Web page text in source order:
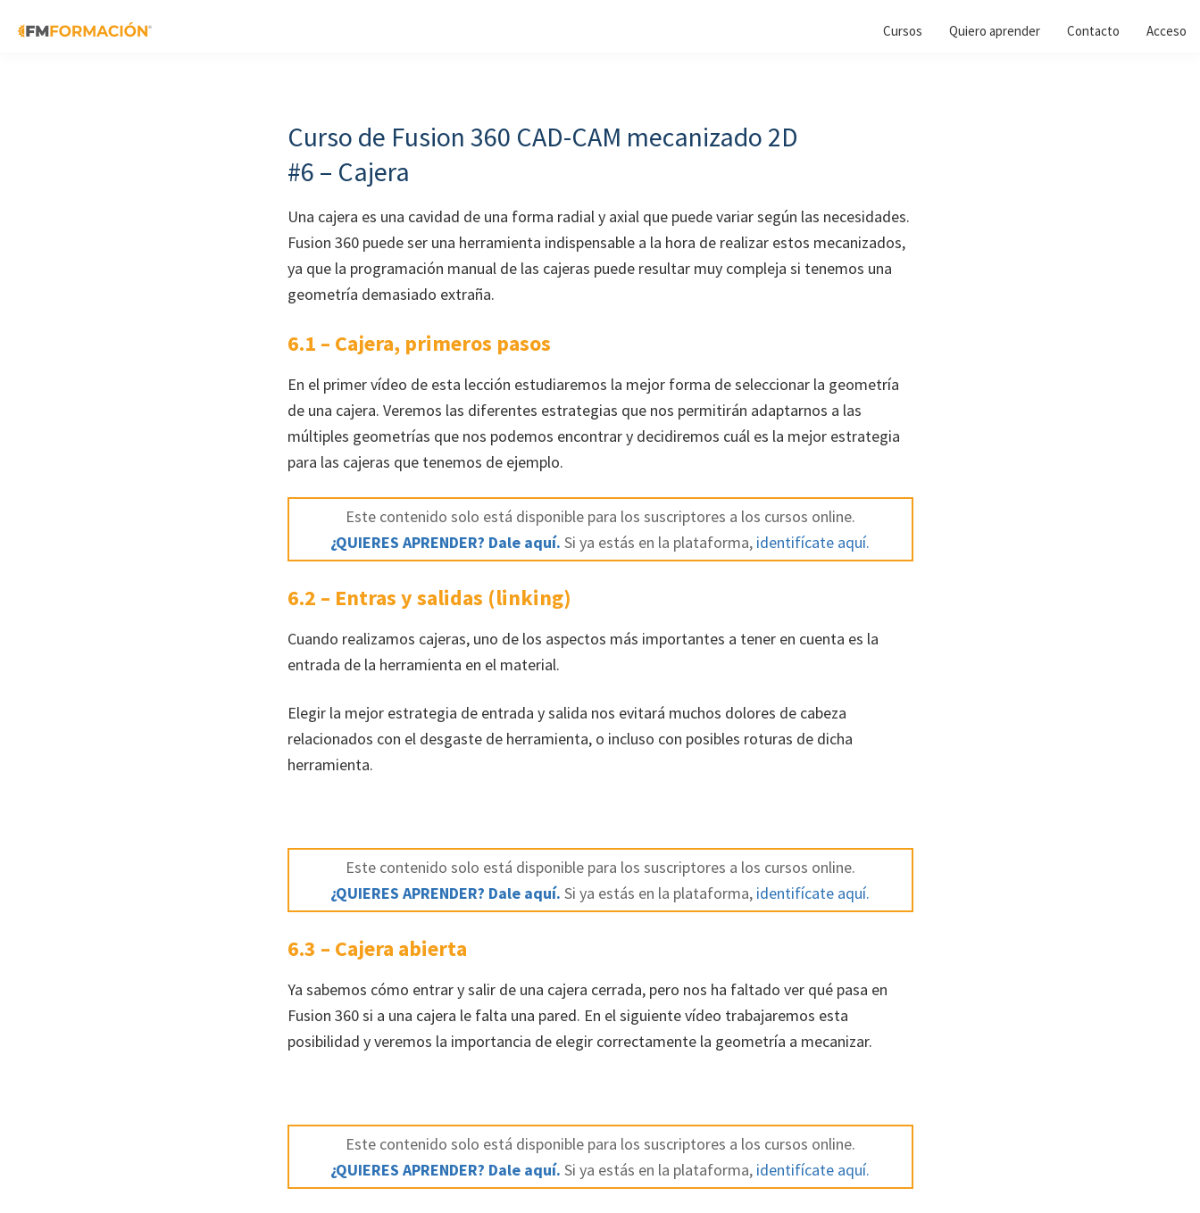
Cursos Quiero aprender Contacto Acceso
Curso de Fusion 360 CAD-CAM mecanizado 2D
#6 – Cajera
Una cajera es una cavidad de una forma radial y axial que puede variar según las necesidades.
Fusion 360 puede ser una herramienta indispensable a la hora de realizar estos mecanizados,
ya que la programación manual de las cajeras puede resultar muy compleja si tenemos una
geometría demasiado extraña.
6.1 – Cajera, primeros pasos
En el primer vídeo de esta lección estudiaremos la mejor forma de seleccionar la geometría
de una cajera. Veremos las diferentes estrategias que nos permitirán adaptarnos a las
múltiples geometrías que nos podemos encontrar y decidiremos cuál es la mejor estrategia
para las cajeras que tenemos de ejemplo.
Este contenido solo está disponible para los suscriptores a los cursos online.
¿QUIERES APRENDER? Dale aquí. Si ya estás en la plataforma, identifícate aquí.
6.2 – Entras y salidas (linking)
Cuando realizamos cajeras, uno de los aspectos más importantes a tener en cuenta es la
entrada de la herramienta en el material.
Elegir la mejor estrategia de entrada y salida nos evitará muchos dolores de cabeza
relacionados con el desgaste de herramienta, o incluso con posibles roturas de dicha
herramienta.
Este contenido solo está disponible para los suscriptores a los cursos online.
¿QUIERES APRENDER? Dale aquí. Si ya estás en la plataforma, identifícate aquí.
6.3 – Cajera abierta
Ya sabemos cómo entrar y salir de una cajera cerrada, pero nos ha faltado ver qué pasa en
Fusion 360 si a una cajera le falta una pared. En el siguiente vídeo trabajaremos esta
posibilidad y veremos la importancia de elegir correctamente la geometría a mecanizar.
Este contenido solo está disponible para los suscriptores a los cursos online.
¿QUIERES APRENDER? Dale aquí. Si ya estás en la plataforma, identifícate aquí.